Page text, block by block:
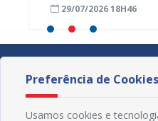
29/07/2026 18H46
Preferência de Cookies
Usamos cookies e